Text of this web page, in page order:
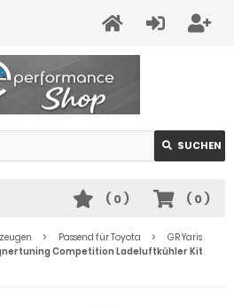
SUCHEN
( 0)
( 0)
Passend für Toyota
GR Yaris
Competition Ladeluftkühler Kit